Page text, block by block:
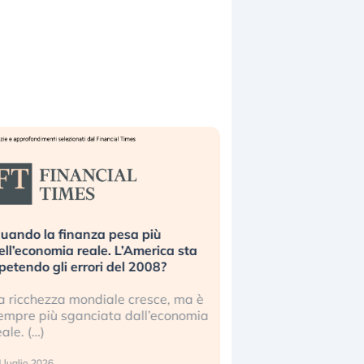
pesa più
L’America sta
del 2008?
cresce, ma è
dall’economia
Russia e Cina pronti a spegnere
Starlink. Gli investitori stanno
sottovalutando il rischio?
Gli investitori tech continuano a
ignorare il rischio geopolitico: il (…)